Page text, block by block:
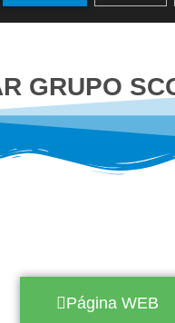
GRUPO
Página WEB